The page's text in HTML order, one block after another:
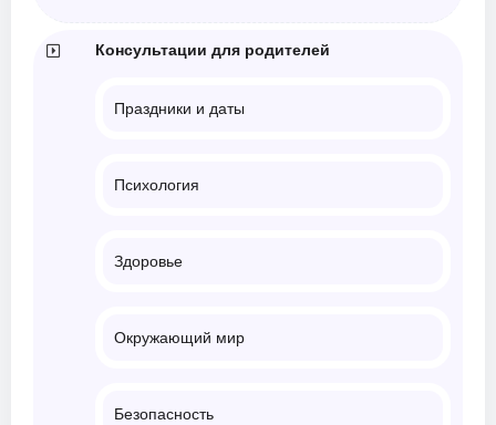
Консультации для родителей
Праздники и даты
Психология
Здоровье
Окружающий мир
Безопасность